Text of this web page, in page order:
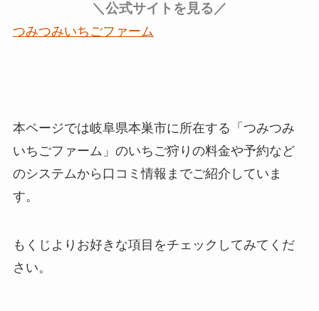
＼公式サイトを見る／
つみつみいちごファーム
本ページでは岐阜県本巣市に所在する「つみつみ
いちごファーム」のいちご狩りの料金や予約など
のシステムから口コミ情報までご紹介 していま
す。
もくじよりお好きな項目をチェックしてみてくだ
さい。